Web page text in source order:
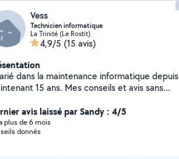
Vess
Technicien informatique
La Trinité (Le Rostit)
4,9/5 (15 avis)
dans la maintenance informatique depuis
15 ans. Mes conseils et avis sans
avis laissé par Sandy : 4/5
plus de 6 mois
donnés